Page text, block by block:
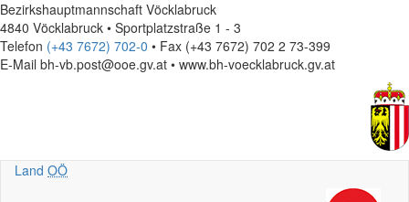
Bezirkshauptmannschaft Vöcklabruck
4840 Vöcklabruck • Sportplatzstraße 1 - 3
Telefon (+43 7672) 702-0 • Fax (+43 7672) 702 2 73-399
E-Mail bh-vb.post@ooe.gv.at • www.bh-voecklabruck.gv.at
Land OÖ